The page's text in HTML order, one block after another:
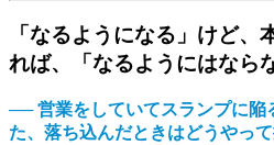
「なるようになる」けど、
れば、「なるようにはなら
── 営業をしていてスランプに陥
た、落ち込んだときはどうやっ